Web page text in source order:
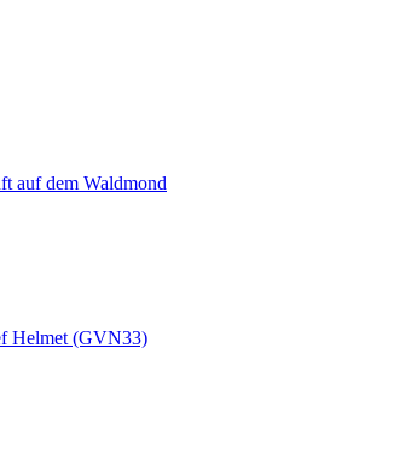
auf dem Waldmond
Helmet (GVN33)